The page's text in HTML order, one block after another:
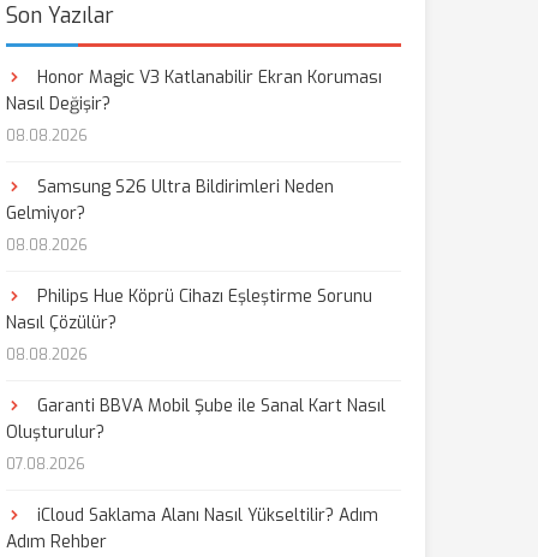
Son Yazılar
Honor Magic V3 Katlanabilir Ekran Koruması
Nasıl Değişir?
08.08.2026
Samsung S26 Ultra Bildirimleri Neden
Gelmiyor?
08.08.2026
Philips Hue Köprü Cihazı Eşleştirme Sorunu
Nasıl Çözülür?
08.08.2026
Garanti BBVA Mobil Şube ile Sanal Kart Nasıl
Oluşturulur?
07.08.2026
iCloud Saklama Alanı Nasıl Yükseltilir? Adım
Adım Rehber